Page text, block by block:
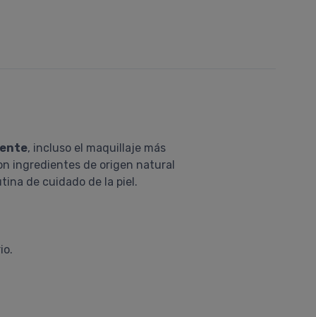
, incluso el maquillaje más
ingredientes de origen natural
de cuidado de la piel.